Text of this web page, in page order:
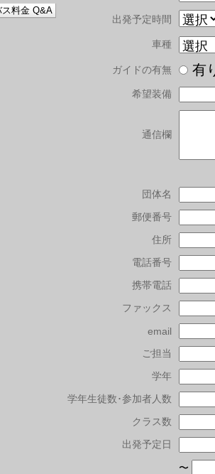
出発予定時間
車種
ガイドの有無
希望装備
通信欄
団体名
郵便番号
住所
電話番号
携帯電話
ファックス
email
ご担当
学年
学年生徒数･参加者人数
クラス数
出発予定日
〜
ス料金 Q&A